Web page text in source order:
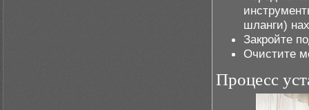
шланги)
Закройте
Очистите
Процесс